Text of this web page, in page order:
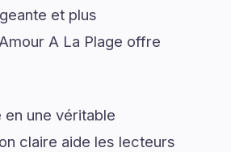
et plus
A La Plage offre
une véritable
claire aide les lecteurs